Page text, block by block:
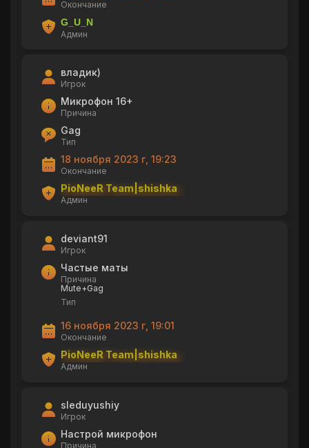
Окончание
G_U_N
Админ
владик)
Игрок
Микрофон 16+
Причина
Gag
Тип
18 ноября 2023 г, 19:23
Окончание
PioNeeR Team|shishka
Админ
deviant91
Игрок
Частые маты
Причина
Mute+Gag
Тип
16 ноября 2023 г, 19:01
Окончание
PioNeeR Team|shishka
Админ
sleduyushiy
Игрок
Настрой микрофон
Причина